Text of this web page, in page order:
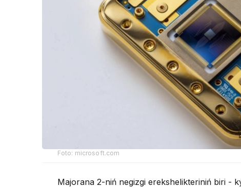
Foto: microsoft.com
Majorana 2-niń negizgi erekshelikteriniń biri -